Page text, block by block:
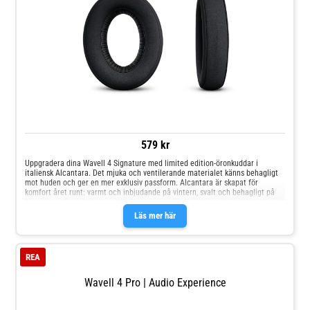
579 kr
Läs mer här
Uppgradera dina Wavell 4 Signature med limited edition-öronkuddar i
italiensk Alcantara. Det mjuka och ventilerande materialet känns behagligt
mot huden och ger en mer exklusiv passform. Alcantara är skapat för
komfort året runt: varmt och inbjudande på vintern, svalt och behagligt på
sommaren. En enkel uppgradering som ger dina hörlurar ett nytt uttryck och
en ännu bekvämare lyssningsupplevelse.
Wavell 4 Pro | Audio Experience
REA